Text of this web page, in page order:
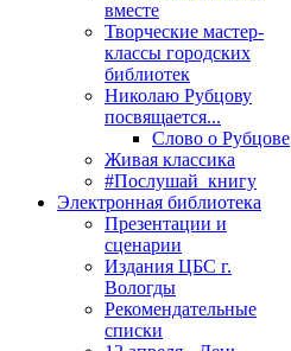
вместе
Творческие мастер-
классы городских
библиотек
Николаю Рубцову
посвящается...
Слово о Рубцове
Живая классика
#Послушай_книгу
Электронная библиотека
Презентации и
сценарии
Издания ЦБС г.
Вологды
Рекомендательные
списки